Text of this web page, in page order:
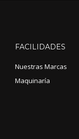
FACILIDADES
Nuestras Marcas
Maquinaría